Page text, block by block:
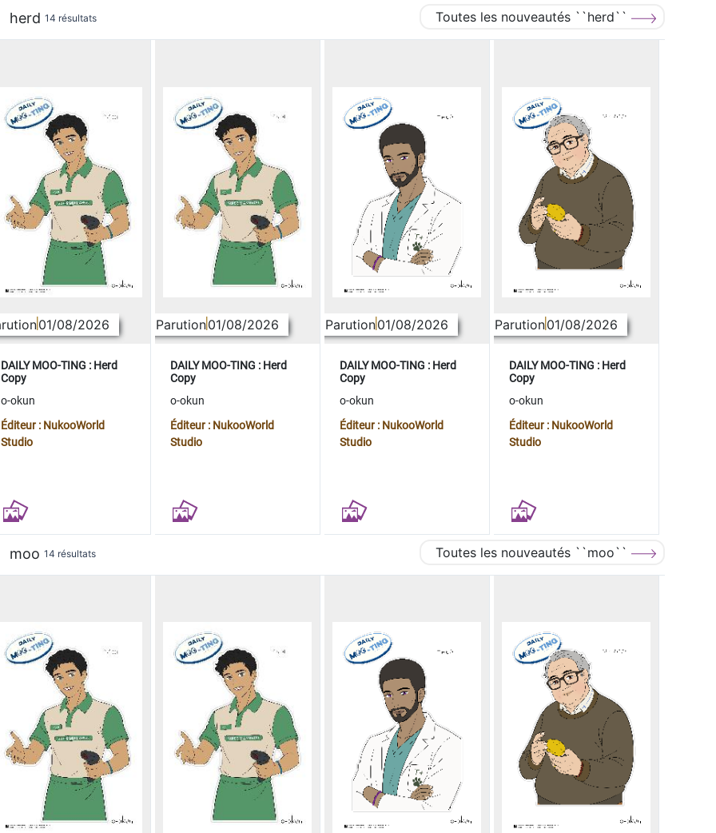
herd 14 résultats Toutes les nouveautés ``herd``
01/08/2026
DAILY MOO-TING : Herd
Copy
o-okun
Éditeur : NukooWorld
Studio
Parution01/08/2026
DAILY MOO-TING : Herd
Copy
o-okun
Éditeur : NukooWorld
Studio
Parution01/08/2026
DAILY MOO-TING : Herd
Copy
o-okun
Éditeur : NukooWorld
Studio
Parution01/08/2026
DAILY MOO-TING : Herd
Copy
o-okun
Éditeur : NukooWorld
Studio
moo 14 résultats Toutes les nouveautés ``moo``